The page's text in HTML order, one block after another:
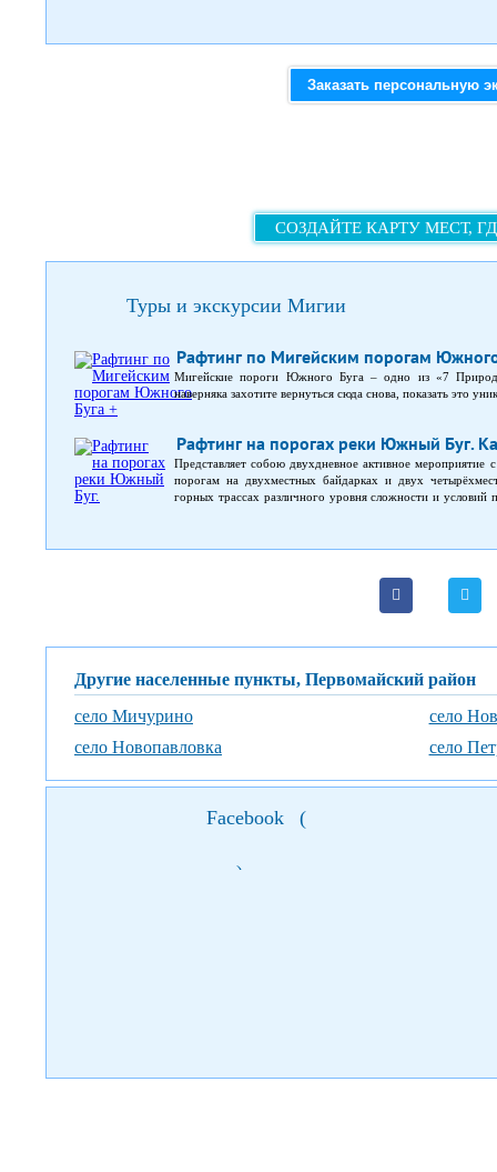
Заказать персональную
СОЗДАЙТЕ КАРТУ МЕСТ,
Туры и экскурсии Мигии
Рафтинг по Мигейским порогам
Мигейские пороги Южного Буга – одно из «7
наверняка захотите вернуться сюда снова, показать это
Рафтинг на порогах реки Южный Буг.
Представляет собою двухдневное активное мероприятие
порогам на двухместных байдарках и двух
горных трассах различного уровня сложности и
Другие населенные пункты, Первомайский район
село Мичурино
село
село Новопавловка
село
Facebook (
)